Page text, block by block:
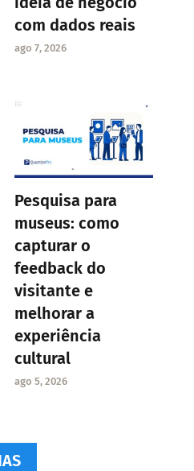
com dados reais
ago 7, 2026
Pesquisa para
museus: como
capturar o
feedback do
visitante e
melhorar a
experiência
cultural
ago 5, 2026